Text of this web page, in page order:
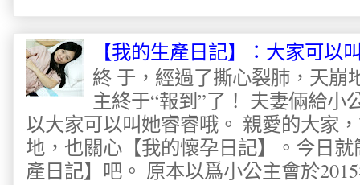
【我的生產日記】：大家可以
終 于，經過了撕心裂肺，天崩
主終于“報到”了！ 夫妻倆給小
以大家可以叫她睿睿哦。 親愛的大家
地，也關心【我的懷孕日記】。今日
產日記】吧。 原本以爲小公主會於